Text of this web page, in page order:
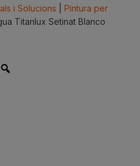
i Solucions
Pintura per
Titanlux Setinat Blanco